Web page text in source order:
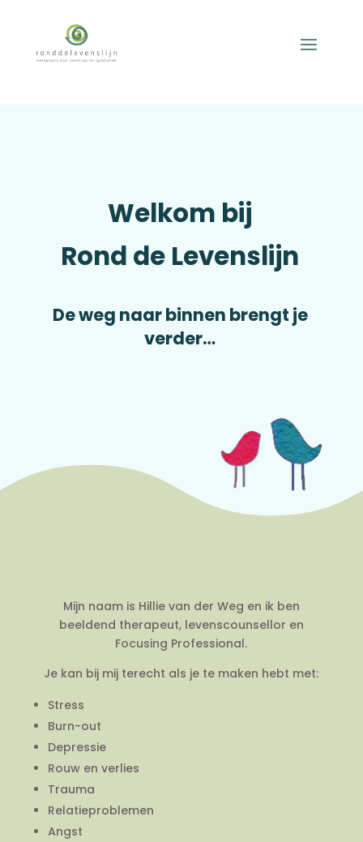
Welkom bij
Rond de Levenslijn
De weg naar binnen brengt je
verder…
Mijn naam is Hillie van der Weg en ik ben
beeldend therapeut, levenscounsellor en
Focusing Professional.
Je kan bij mij terecht als je te maken hebt met:
Stress
Burn-out
Depressie
Rouw en verlies
Trauma
Relatieproblemen
Angst